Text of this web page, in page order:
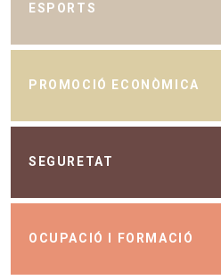
ESPORTS
PROMOCIÓ ECONÒMICA
SEGURETAT
OCUPACIÓ I FORMACIÓ